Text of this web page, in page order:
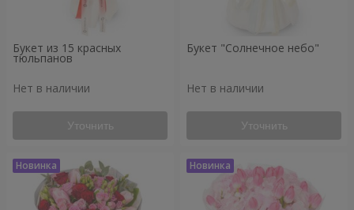
Букет из 15 красных
тюльпанов
Нет в наличии
Уточнить
Букет "Солнечное небо"
Нет в наличии
Уточнить